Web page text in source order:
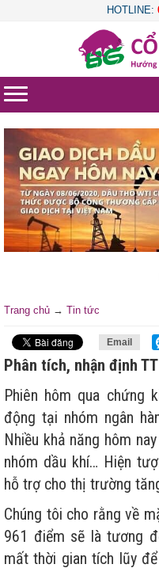
HOTLINE:
Trang chủ → Tin tức
Email
Phân tích, nhận định
Phiên hôm qua chứng
động tại nhóm ngân
Nhiều khả năng hôm
nhóm dầu khí… Hiện
hỗ trợ cho thị trường
Chúng tôi cho rằng về
961 điểm sẽ là tương
mất thời gian tích lũy